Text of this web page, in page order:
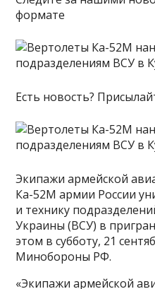
формате
Есть новость?
Экипажи армейской
Ка-52М армии России
и технику
Украины (ВСУ) в
этом в субботу, 21
Минобороны РФ.
«Экипажи армейской